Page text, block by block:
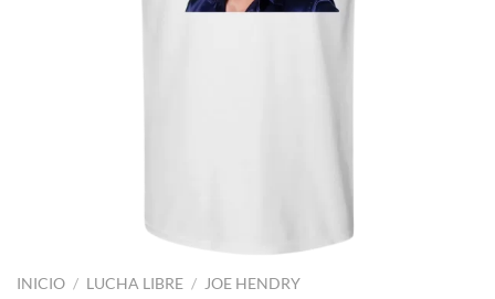
INICIO / LUCHA LIBRE / JOE HENDRY